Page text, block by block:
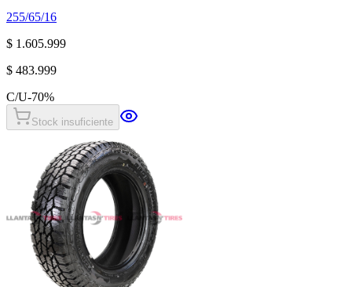
255/65/16
$ 1.605.999
$ 483.999
C/U-70%
Stock insuficiente